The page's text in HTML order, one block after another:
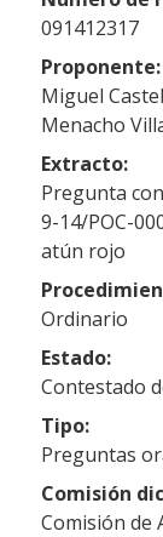
091412317
Proponente:
Miguel
Menacho
Extracto:
Pregunta
9-14/POC-
atún rojo
Ordinario
Estado:
Contestado
Tipo:
Preguntas
Comisión
Comisión de